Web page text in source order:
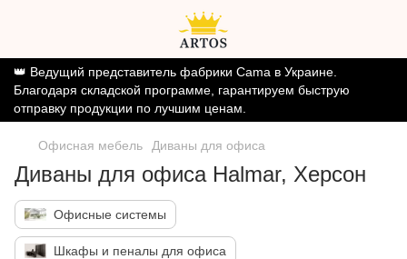
👑 Ведущий представитель фабрики Cama в Украине.
Благодаря складской программе, гарантируем быструю
отправку продукции по лучшим ценам.
Офисная мебель Диваны для офиса
Диваны для офиса Halmar, Херсон
Офисные системы
Шкафы и пеналы для офиса